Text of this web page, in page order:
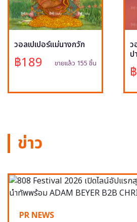
วอลเปเปอร์แม่นางกวัก
฿189 ขายแล้ว 155 ชิ้น
ว
ป
ข่าว
PR NEWS